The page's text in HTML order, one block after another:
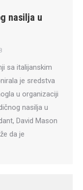
nasilja u
sa italijanskim
je sredstva
u organizaciji
nasilja u
David Mason
da je